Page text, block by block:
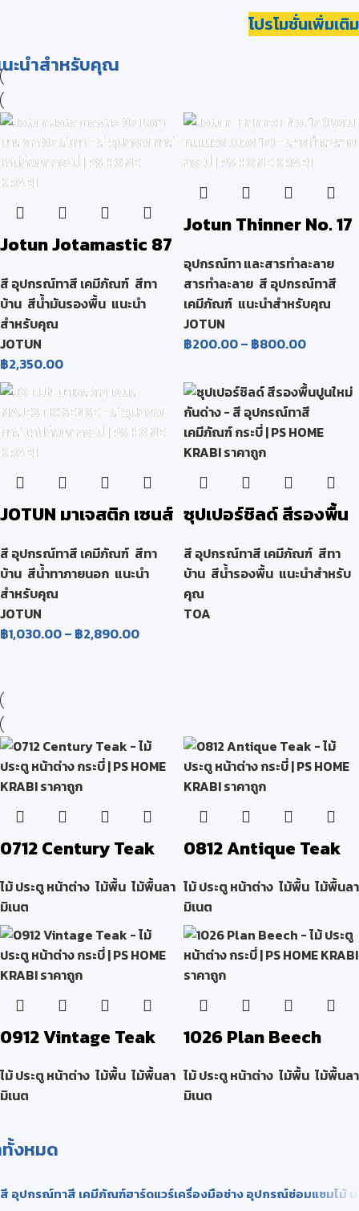
โปรโมชั่นเพิ่มเติม
ะนำสำหรับคุณ
Jotun Jotamastic 87
สี อุปกรณ์ทาสี เคมีภัณฑ์ สีทา
บ้าน สีน้ำมันรองพื้น แนะนำ
สำหรับคุณ
JOTUN
฿2,350.00
Jotun Thinner No. 17
17)
อุปกรณ์ทา และสารทำละลาย
สารทำละลาย สี อุปกรณ์ทาสี
เคมีภัณฑ์ แนะนำสำหรับคุณ
JOTUN
฿200.00– ฿800.00
JOTUN มาเจสติก เซนส์
สี อุปกรณ์ทาสี เคมีภัณฑ์ สีทา
บ้าน สีน้ำทาภายนอก แนะนำ
สำหรับคุณ
JOTUN
฿1,030.00– ฿2,890.00
ซุปเปอร์ชิลด์ สีรองพื้น
สี อุปกรณ์ทาสี เคมีภัณฑ์ สีทา
บ้าน สีน้ำรองพื้น แนะนำสำหรับ
คุณ
TOA
0712 Century Teak
ไม้ ประตู หน้าต่าง ไม้พื้น ไม้พื้นลา
มิเนต
0812 Antique Teak
ไม้ ประตู หน้าต่าง ไม้พื้น ไม้พื้นลา
มิเนต
0912 Vintage Teak
ไม้ ประตู หน้าต่าง ไม้พื้น ไม้พื้นลา
มิเนต
1026 Plan Beech
ไม้ ประตู หน้าต่าง ไม้พื้น ไม้พื้นลา
มิเนต
งหมด
สี อุปกรณ์ทาสี เคมีภัณฑ์ฮาร์ดแวร์เครื่องมือช่าง อุปกรณ์ซ่อมแซมไม้